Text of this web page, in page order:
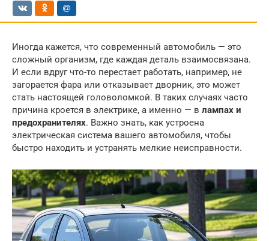
Иногда кажется, что современный автомобиль — это
сложный организм, где каждая деталь взаимосвязана.
И если вдруг что-то перестает работать, например, не
загорается фара или отказывает дворник, это может
стать настоящей головоломкой. В таких случаях часто
причина кроется в электрике, а именно — в лампах и
предохранителях. Важно знать, как устроена
электрическая система вашего автомобиля, чтобы
быстро находить и устранять мелкие неисправности.